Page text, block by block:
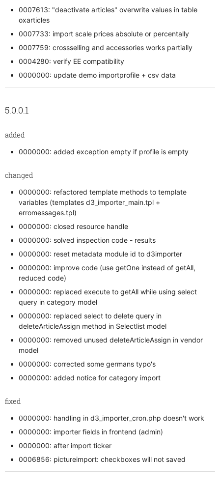
0007613: "deactivate articles" overwrite values in table
oxarticles
0007733: import scale prices absolute or percentally
0007759: crossselling and accessories works partially
0004280: verify EE compatibility
0000000: update demo importprofile + csv data
5.0.0.1
added
0000000: added exception empty if profile is empty
changed
0000000: refactored template methods to template
variables (templates d3_importer_main.tpl +
erromessages.tpl)
0000000: closed resource handle
0000000: solved inspection code - results
0000000: reset metadata module id to d3importer
0000000: improve code (use getOne instead of getAll,
reduced code)
0000000: replaced execute to getAll while using select
query in category model
0000000: replaced select to delete query in
deleteArticleAssign method in Selectlist model
0000000: removed unused deleteArticleAssign in vendor
model
0000000: corrected some germans typo's
0000000: added notice for category import
fixed
0000000: handling in d3_importer_cron.php doesn't work
0000000: importer fields in frontend (admin)
0000000: after import ticker
0006856: pictureimport: checkboxes will not saved